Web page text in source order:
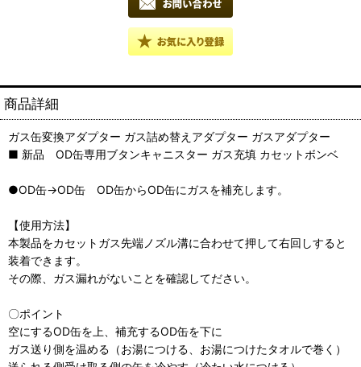
商品詳細
ガス缶変換アダプター ガス詰め替えアダプター ガスアダプター
■ 新品 OD缶専用ブタンキャニスター ガス充填 カセットボンベ
●OD缶→OD缶 OD缶からOD缶にガスを補充します。
【使用方法】
本製品をカセットガス先端ノズル溝に合わせて押して右回しすると
装着できます。
その際、ガス漏れがないことを確認してださい。
〇ポイント
空にするOD缶を上、補充するOD缶を下に
ガス送り側を温める（お湯につける、お湯につけたタオルで巻く）